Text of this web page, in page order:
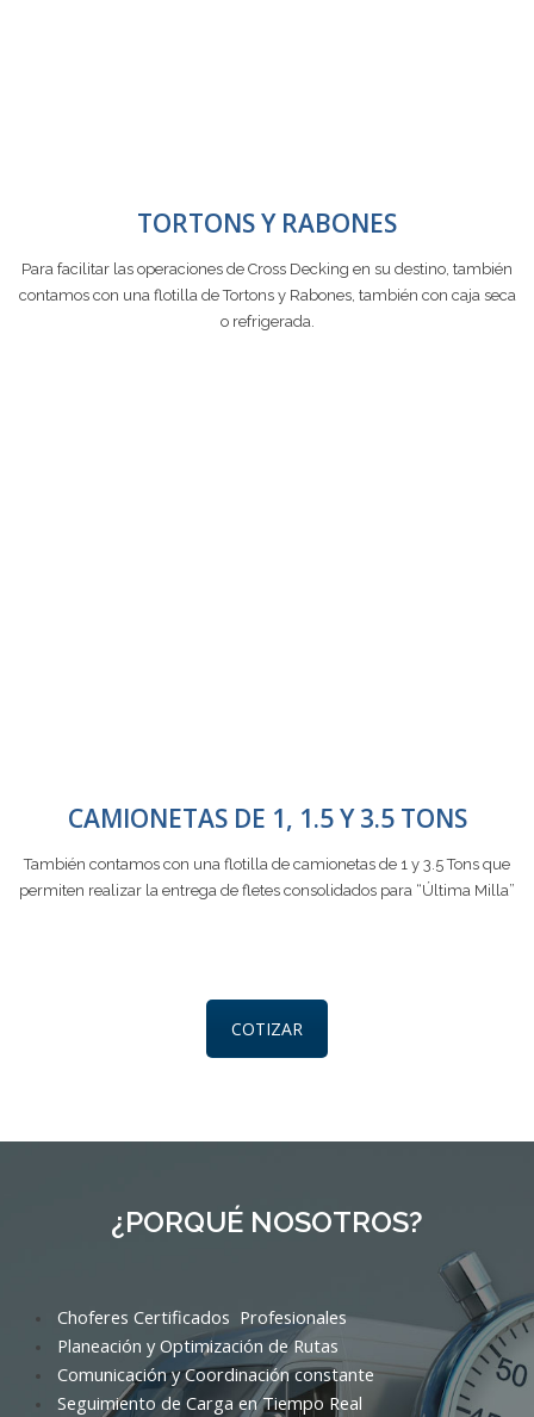
TORTONS Y RABONES
Para facilitar las operaciones de Cross Decking en su destino, también
contamos con una flotilla de Tortons y Rabones, también con caja seca
o refrigerada.
CAMIONETAS DE 1, 1.5 Y 3.5 TONS
También contamos con una flotilla de camionetas de 1 y 3.5 Tons que
permiten realizar la entrega de fletes consolidados para “Última Milla”
COTIZAR
¿PORQUÉ NOSOTROS?
Choferes Certificados Profesionales
Planeación y Optimización de Rutas
Comunicación y Coordinación constante
Seguimiento de Carga en Tiempo Real